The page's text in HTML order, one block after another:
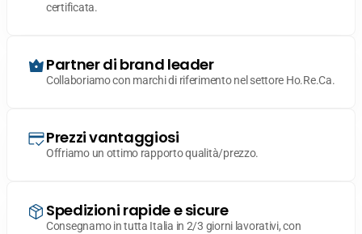
certificata.
Partner di brand leader
Collaboriamo con marchi di riferimento nel settore Ho.Re.Ca.
Prezzi vantaggiosi
Offriamo un ottimo rapporto qualità/prezzo.
Spedizioni rapide e sicure
Consegnamo in tutta Italia in 2/3 giorni lavorativi, con